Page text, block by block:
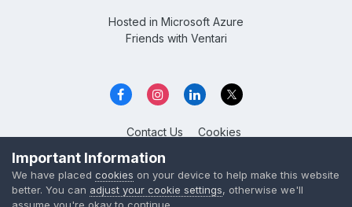
Hosted in Microsoft Azure
Friends with Ventari
Contact Us Cookies
Overclockers GE
Powered by Invision Community
Important Information
We have placed cookies on your device to help make this website
better. You can adjust your cookie settings, otherwise we'll